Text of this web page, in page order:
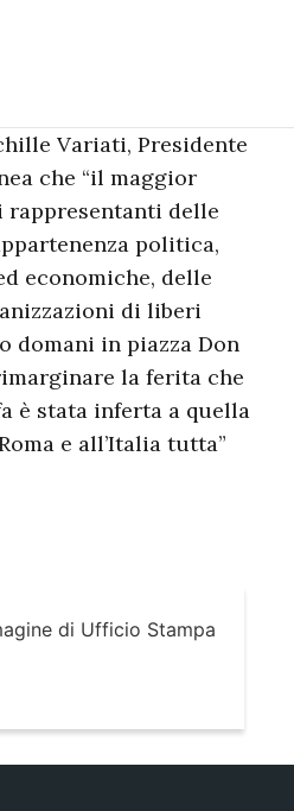
Variati, Presidente
che “il maggior
rappresentanti delle
politica,
economiche, delle
di liberi
domani in piazza Don
la ferita che
è stata inferta a quella
e all’Italia tutta”